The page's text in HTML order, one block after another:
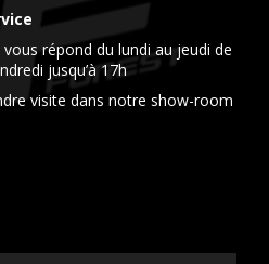
répond du lundi au jeudi de
jusqu’à 17h
visite dans notre show-room